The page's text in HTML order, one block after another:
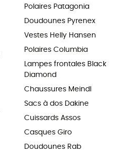
Polaires Patagonia
Doudounes Pyrenex
Vestes Helly Hansen
Polaires Columbia
Lampes frontales Black
Diamond
Chaussures Meindl
Sacs à dos Dakine
Cuissards Assos
Casques Giro
Doudounes Rab